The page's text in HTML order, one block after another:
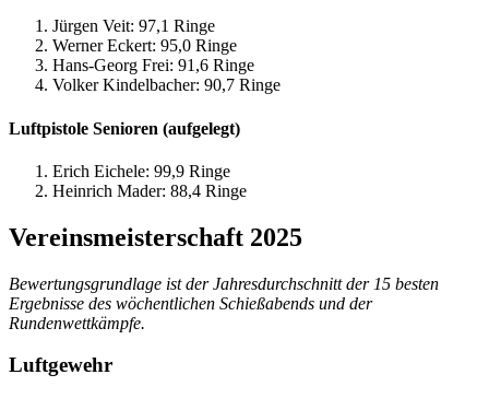
Jürgen Veit: 97,1 Ringe
Werner Eckert: 95,0 Ringe
Hans-Georg Frei: 91,6 Ringe
Volker Kindelbacher: 90,7 Ringe
Luftpistole Senioren (aufgelegt)
Erich Eichele: 99,9 Ringe
Heinrich Mader: 88,4 Ringe
Vereinsmeisterschaft 2025
Bewertungsgrundlage ist der Jahresdurchschnitt der 15 besten
Ergebnisse des wöchentlichen Schießabends und der
Rundenwettkämpfe.
Luftgewehr